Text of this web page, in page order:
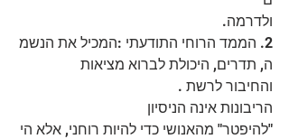
ולדרמה.
2. הממד הרוחי התודעתי :המכיל את הנשמ
ה, תדרים, היכולת לברוא מציאות
והחיבור לרשת .
הריבונות אינה הניסיון
"להיפטר" מהאנושי כדי להיות רוחני, אלא הי